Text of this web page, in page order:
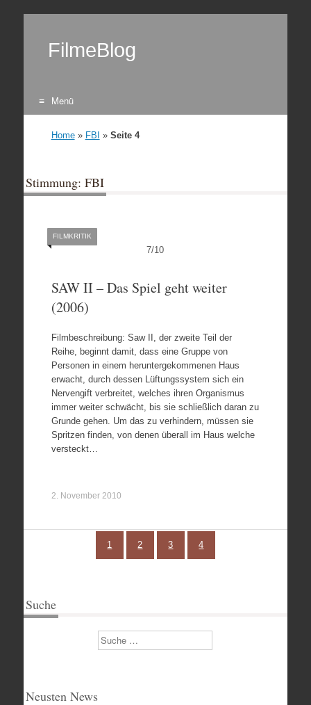
FilmeBlog
Menü
Home» FBI » Seite 4
Stimmung: FBI
7/10
FILMKRITIK
SAW II – Das Spiel geht weiter
(2006)
Filmbeschreibung: Saw II, der zweite Teil der
Reihe, beginnt damit, dass eine Gruppe von
Personen in einem heruntergekommenen Haus
erwacht, durch dessen Lüftungssystem sich ein
Nervengift verbreitet, welches ihren Organismus
immer weiter schwächt, bis sie schließlich daran zu
Grunde gehen. Um das zu verhindern, müssen sie
Spritzen finden, von denen überall im Haus welche
versteckt…
2. November 2010
1 2 3 4
Suche
Suchen
Neusten News